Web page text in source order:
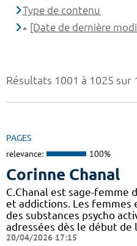
Résultats 1001 à 1025 sur
PAGES
relevance: 100%
Corinne Chanal
C.Chanal est sage-femme
et addictions. Les femmes
des substances psycho
adressées dès le début
20/04/2026 17:15
Type de contenu
[Date de dernière